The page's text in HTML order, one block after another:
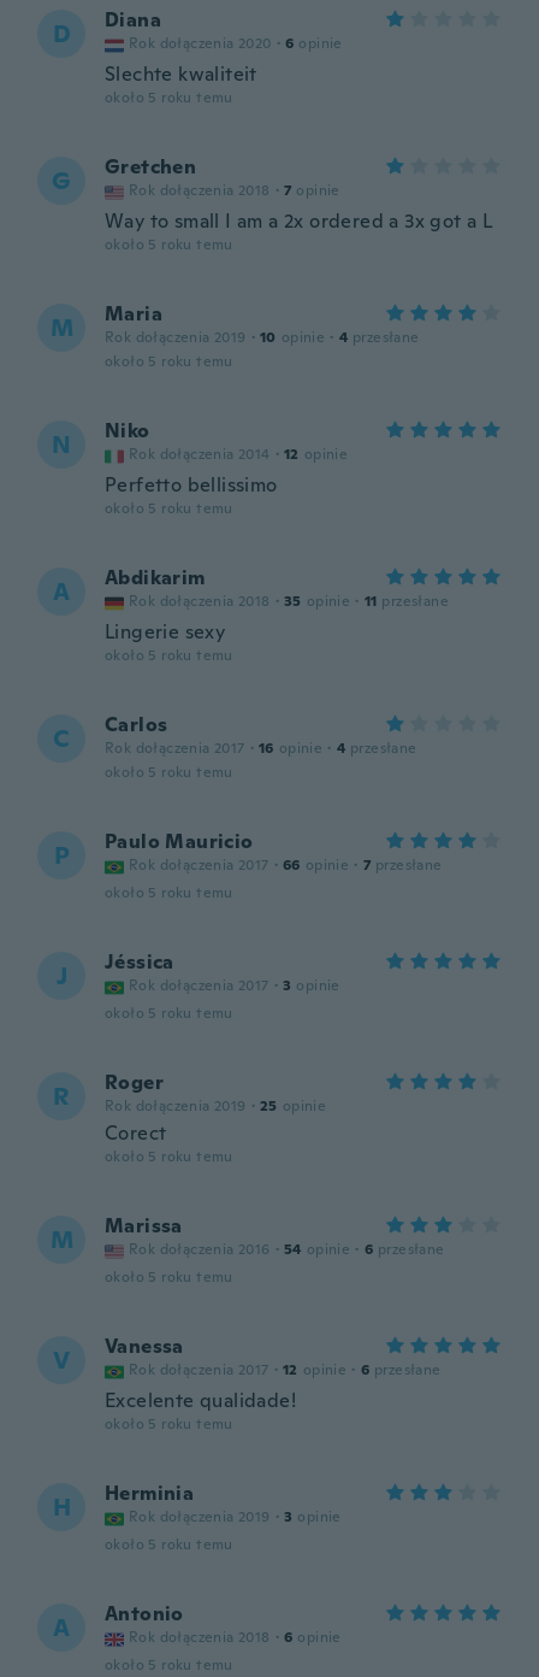
D Diana
Rok dołączenia 2020 · 6 opinie
Slechte kwaliteit
około 5 roku temu
G Gretchen
Rok dołączenia 2018 · 7 opinie
Way to small I am a 2x ordered a 3x got a L
około 5 roku temu
M Maria
Rok dołączenia 2019 · 10 opinie · 4 przesłane
około 5 roku temu
N Niko
Rok dołączenia 2014 · 12 opinie
Perfetto bellissimo
około 5 roku temu
A Abdikarim
Rok dołączenia 2018 · 35 opinie · 11 przesłane
Lingerie sexy
około 5 roku temu
C Carlos
Rok dołączenia 2017 · 16 opinie · 4 przesłane
około 5 roku temu
P Paulo Mauricio
Rok dołączenia 2017 · 66 opinie · 7 przesłane
około 5 roku temu
J Jéssica
Rok dołączenia 2017 · 3 opinie
około 5 roku temu
R Roger
Rok dołączenia 2019 · 25 opinie
Corect
około 5 roku temu
M Marissa
Rok dołączenia 2016 · 54 opinie · 6 przesłane
około 5 roku temu
V Vanessa
Rok dołączenia 2017 · 12 opinie · 6 przesłane
Excelente qualidade!
około 5 roku temu
H Herminia
Rok dołączenia 2019 · 3 opinie
około 5 roku temu
A Antonio
Rok dołączenia 2018 · 6 opinie
około 5 roku temu